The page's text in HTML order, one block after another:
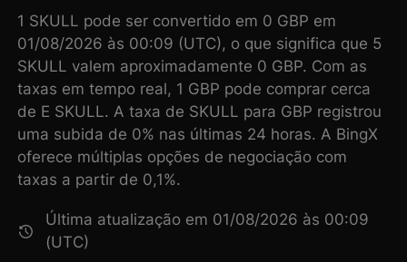
1 SKULL pode ser convertido em 0 GBP em
01/08/2026 às 00:09 (UTC), o que significa que 5
SKULL valem aproximadamente 0 GBP. Com as
taxas em tempo real, 1 GBP pode comprar cerca
de E SKULL. A taxa de SKULL para GBP registrou
uma subida de 0% nas últimas 24 horas. A BingX
oferece múltiplas opções de negociação com
taxas a partir de 0,1%.
Última atualização em 01/08/2026 às 00:09
(UTC)